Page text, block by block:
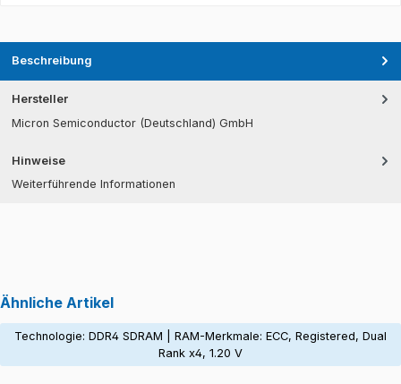
Beschreibung
Hersteller
Micron Semiconductor (Deutschland) GmbH
Hinweise
Weiterführende Informationen
Ähnliche Artikel
Technologie: DDR4 SDRAM | RAM-Merkmale: ECC, Registered, Dual
Rank x4, 1.20 V